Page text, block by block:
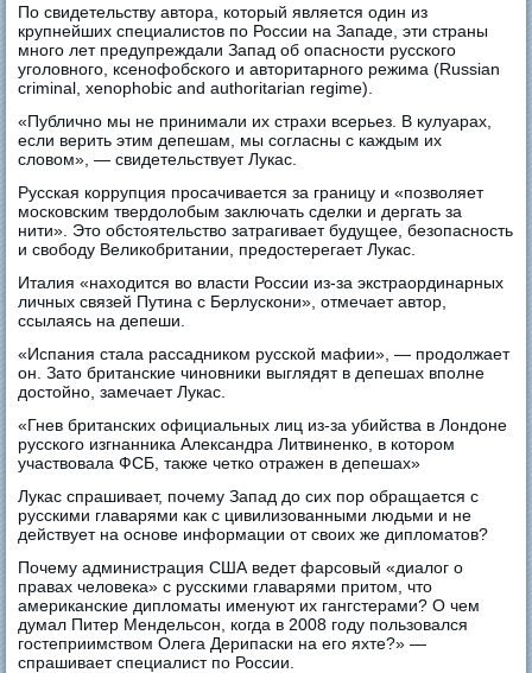
По свидетельству автора, который является один из
крупнейших специалистов по России на Западе, эти страны
много лет предупреждали Запад об опасности русского
уголовного, ксенофобского и авторитарного режима (Russian
criminal, xenophobic and authoritarian regime).
«Публично мы не принимали их страхи всерьез. В кулуарах,
если верить этим депешам, мы согласны с каждым их
словом», — свидетельствует Лукас.
Русская коррупция просачивается за границу и «позволяет
московским твердолобым заключать сделки и дергать за
нити». Это обстоятельство затрагивает будущее, безопасность
и свободу Великобритании, предостерегает Лукас.
Италия «находится во власти России из-за экстраординарных
личных связей Путина с Берлускони», отмечает автор,
ссылаясь на депеши.
«Испания стала рассадником русской мафии», — продолжает
он. Зато британские чиновники выглядят в депешах вполне
достойно, замечает Лукас.
«Гнев британских официальных лиц из-за убийства в Лондоне
русского изгнанника Александра Литвиненко, в котором
участвовала ФСБ, также четко отражен в депешах»
Лукас спрашивает, почему Запад до сих пор обращается с
русскими главарями как с цивилизованными людьми и не
действует на основе информации от своих же дипломатов?
Почему администрация США ведет фарсовый «диалог о
правах человека» с русскими главарями притом, что
американские дипломаты именуют их гангстерами? О чем
думал Питер Мендельсон, когда в 2008 году пользовался
гостеприимством Олега Дерипаски на его яхте?» —
спрашивает специалист по России.